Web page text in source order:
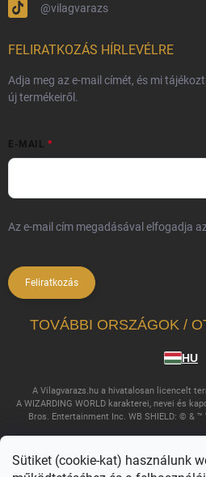
Sütiket (cookie-kat) használunk
@vilagvarazs
FELIRATKOZÁS HÍRLEVÉLRE
Adja meg az e-mail címét, és mi
új termékeiről.
E-MAIL
Az e-mail cím megadásával elfogadja
Feliratkozás
TOVÁBBI ORSZÁGOK /
HU
A Vilagvarazs.hu a hivatalosan licencelt
A WIZARDING WORLD karakterei, nevei és
Bros. Entertainment Inc. WB SHIELD: © &